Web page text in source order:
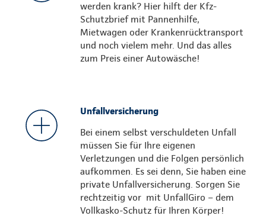
werden krank? Hier hilft der Kfz-
Schutzbrief mit Pannenhilfe,
Mietwagen oder Krankenrücktransport
und noch vielem mehr. Und das alles
zum Preis einer Autowäsche!
Unfallversicherung
Bei einem selbst verschuldeten Unfall
müssen Sie für Ihre eigenen
Verletzungen und die Folgen persönlich
aufkommen. Es sei denn, Sie haben eine
private Unfallversicherung. Sorgen Sie
rechtzeitig vor mit UnfallGiro – dem
Vollkasko-Schutz für Ihren Körper!